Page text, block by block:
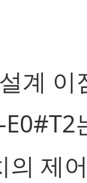
계 이
E0#T2
의 제